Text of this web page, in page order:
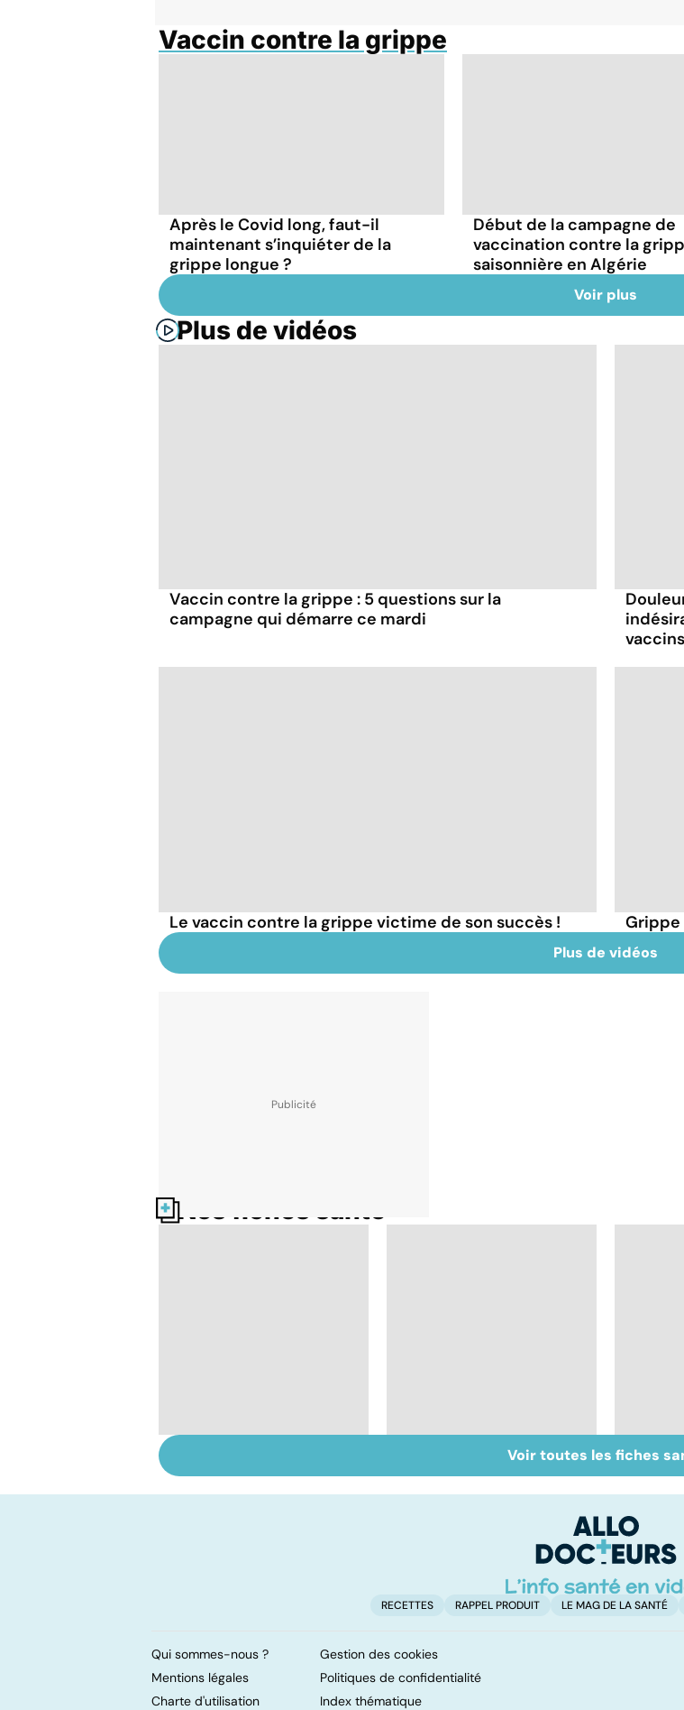
Vaccin contre la grippe
Après le Covid long, faut-il
maintenant s’inquiéter de la
grippe longue ?
Début de la campagne de
vaccination contre la
saisonnière en Algérie
Voir plus
Plus de vidéos
Vaccin contre la grippe : 5 questions sur la
campagne qui démarre ce mardi
vaccins
Le vaccin contre la grippe victime de son succès ! Grippe
Plus de vidéos
Nos fiches santé
virus de la grippe
Grippe : quels
symptômes et quel
Voir toutes les fiches
RECETTES RAPPEL PRODUIT LE MAG DE LA SANTÉ
Qui sommes-nous ?
Gestion des cookies
Mentions légales
Politiques de confidentialité
Charte d'utilisation
Index thématique